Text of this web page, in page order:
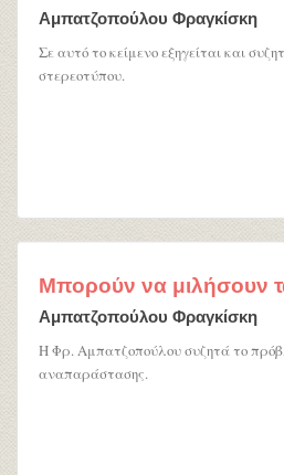
Αμπατζοπούλου Φραγκίσκη
Σε αυτό το κείμενο εξηγείται και
στερεοτύπου.
Μπορούν να μιλήσουν
Αμπατζοπούλου Φραγκίσκη
Η Φρ. Αμπατζοπούλου συζητά το
αναπαράστασης.